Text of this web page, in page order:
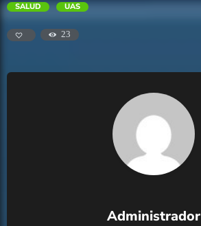
SALUD UAS
23
Administrador